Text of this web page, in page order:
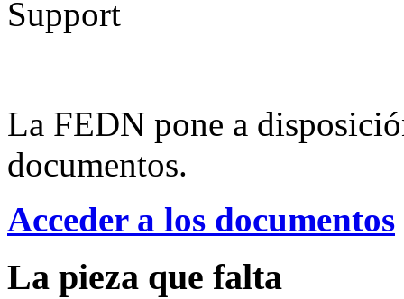
La FEDN pone a
documentos.
Acceder a los documentos
La pieza que falta